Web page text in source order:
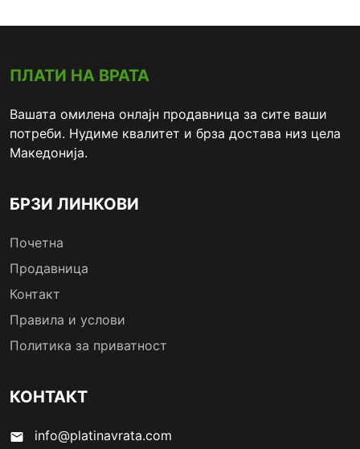
ПЛАТИ НА ВРАТА
Вашата омилена онлајн продавница за сите ваши
потреби. Нудиме квалитет и брза достава низ цела
Македонија.
БРЗИ ЛИНКОВИ
Почетна
Продавница
Контакт
Правила и услови
Политика за приватност
КОНТАКТ
email info@platinavrata.com